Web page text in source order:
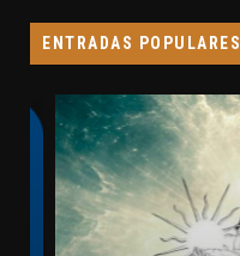
ENTRADAS POPULARES